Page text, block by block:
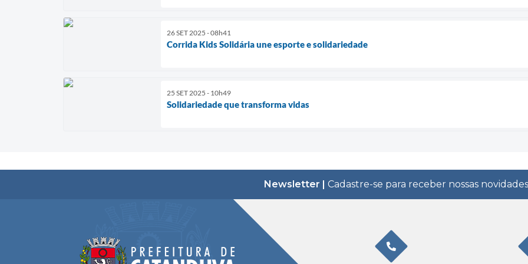
26 SET 2025 - 08h41
Corrida Kids Solidária une esporte e solidariedade
25 SET 2025 - 10h49
Solidariedade que transforma vidas
Newsletter | Cadastre-se para receber nossas novidades